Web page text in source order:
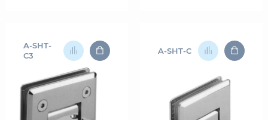
A-SHT-
C3
A-SHT-C